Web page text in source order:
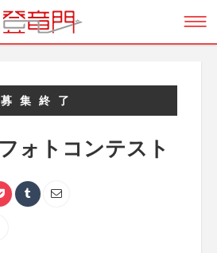
募集終了
ォトコンテスト